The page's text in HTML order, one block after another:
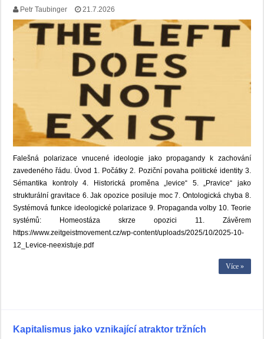
Petr Taubinger 21.7.2026
Falešná polarizace vnucené ideologie jako propagandy k zachování
zavedeného řádu. Úvod 1. Počátky 2. Poziční povaha politické identity 3.
Sémantika kontroly 4. Historická proměna „levice“ 5. „Pravice“ jako
strukturální gravitace 6. Jak opozice posiluje moc 7. Ontologická chyba 8.
Systémová funkce ideologické polarizace 9. Propaganda volby 10. Teorie
systémů: Homeostáza skrze opozici 11. Závěrem
https://www.zeitgeistmovement.cz/wp-content/uploads/2025/10/2025-10-
12_Levice-neexistuje.pdf
Více »
Kapitalismus jako vznikající atraktor tržních